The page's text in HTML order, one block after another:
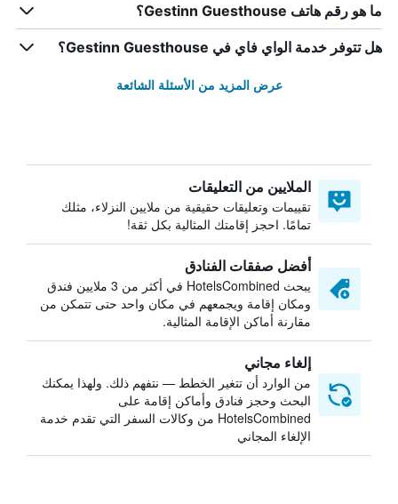
ما هو رقم هاتف Gestinn Guesthouse؟
هل تتوفر خدمة الواي فاي في Gestinn Guesthouse؟
عرض المزيد من الأسئلة الشائعة
الملايين من التعليقات
تقييمات وتعليقات حقيقية من ملايين النزلاء، مثلك
تمامًا. احجز إقامتك المثالية بكل ثقة!
أفضل صفقات الفنادق
يبحث HotelsCombined في أكثر من 3 ملايين فندق
ومكان إقامة ويجمعهم في مكان واحد حتى تتمكن من
مقارنة أماكن الإقامة المثالية.
إلغاء مجاني
من الوارد أن تتغير الخطط — نتفهم ذلك. ولهذا يمكنك
البحث وحجز فنادق وأماكن إقامة على
HotelsCombined من وكالات السفر التي تقدم خدمة
الإلغاء المجاني